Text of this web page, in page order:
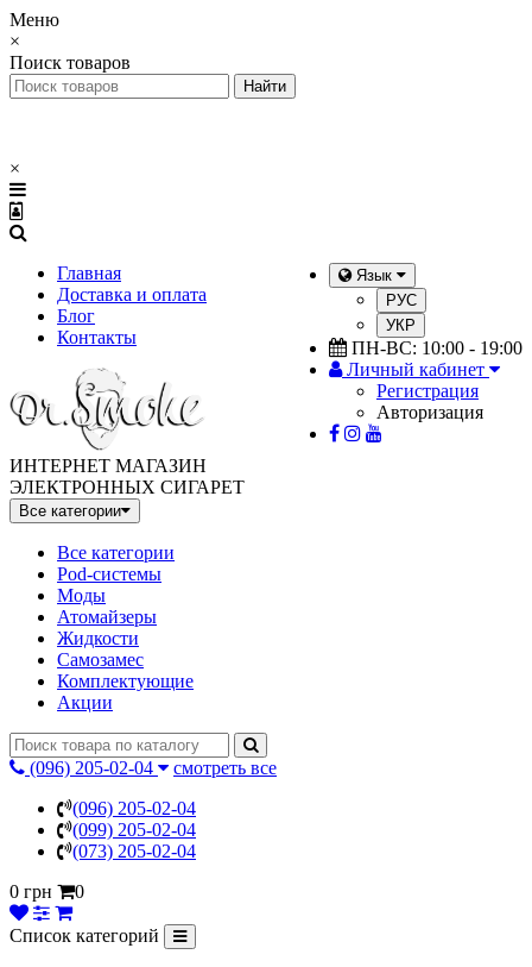
Меню
×
Поиск товаров
×
Главная
Доставка и оплата
Блог
Контакты
Язык
РУС
УКР
ПН-ВС: 10:00 - 19:00
Личный кабинет
Регистрация
Авторизация
ИНТЕРНЕТ МАГАЗИН
ЭЛЕКТРОННЫХ СИГАРЕТ
Все категории
Все категории
Pod-системы
Моды
Атомайзеры
Жидкости
Самозамес
Комплектующие
Акции
(096) 205-02-04
смотреть все
(096) 205-02-04
(099) 205-02-04
(073) 205-02-04
0 грн
0
Список категорий